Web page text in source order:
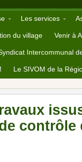
Les services
du village Venir à
Intercommunal
Le SIVOM de la
contrôle